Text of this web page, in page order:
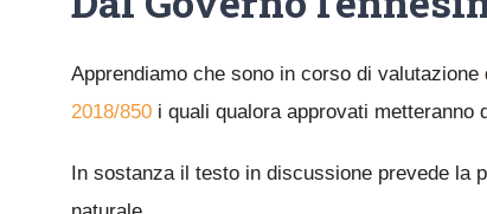
Apprendiamo che sono in corso di
2018/850 i quali qualora approvati metteranno
In sostanza il testo in discussione prevede